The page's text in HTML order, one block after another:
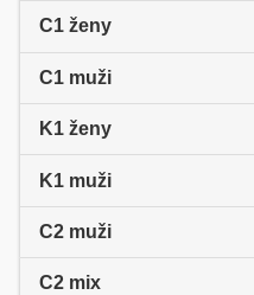
C1 ženy
C1 muži
K1 ženy
K1 muži
C2 muži
C2 mix